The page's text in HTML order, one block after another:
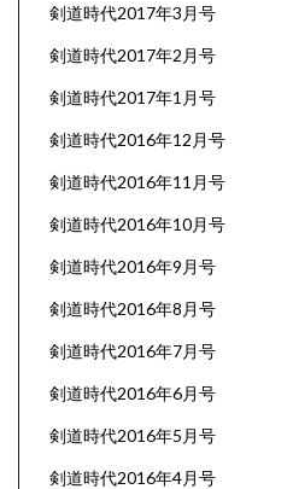
剣道時代2017年3月号
剣道時代2017年2月号
剣道時代2017年1月号
剣道時代2016年12月号
剣道時代2016年11月号
剣道時代2016年10月号
剣道時代2016年9月号
剣道時代2016年8月号
剣道時代2016年7月号
剣道時代2016年6月号
剣道時代2016年5月号
剣道時代2016年4月号